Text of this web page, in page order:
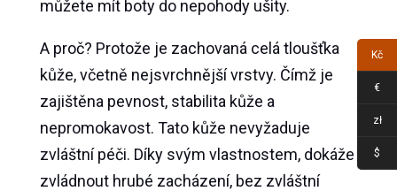
můžete mít boty do nepohody ušity.
A proč? Protože je zachovaná celá tloušťka
kůže, včetně nejsvrchnější vrstvy. Čímž je
zajištěna pevnost, stabilita kůže a
nepromokavost. Tato kůže nevyžaduje
zvláštní péči. Díky svým vlastnostem, dokáže
zvládnout hrubé zacházení, bez zvláštní
Kč
€
zł
$